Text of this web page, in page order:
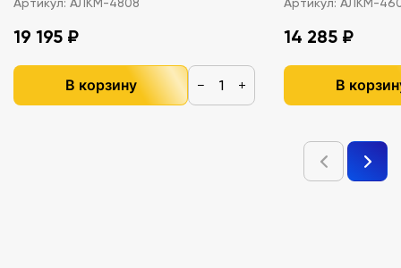
19 195 ₽
В корзину − +
14 285 ₽
В